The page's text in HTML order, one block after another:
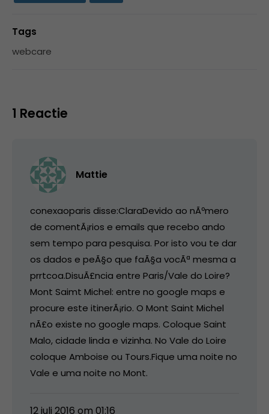
Tags
webcare
1 Reactie
Mattie
conexaoparis disse:ClaraDevido ao nÃºmero
de comentÃ¡rios e emails que recebo ando
sem tempo para pesquisa. Por isto vou te dar
os dados e peÃ§o que faÃ§a vocÃª mesma a
prrtcoa.DisuÃ£ncia entre Paris/Vale do Loire?
Mont Saimt Michel: entre no google maps e
procure este itinerÃ¡rio. O Mont Saint Michel
nÃ£o existe no google maps. Coloque Saint
Malo, cidade linda e vizinha. No Vale do Loire
coloque Amboise ou Tours.Fique uma noite no
Vale e uma noite no Mont.
12 juli 2016 om 01:16